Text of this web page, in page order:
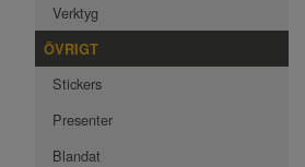
Verktyg
ÖVRIGT
Stickers
Presenter
Blandat